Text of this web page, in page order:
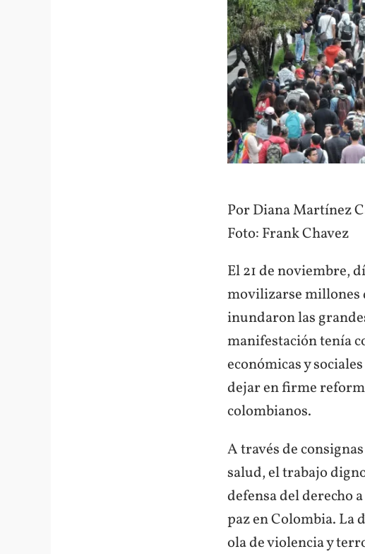
Por Diana Martínez
Foto: Frank Chavez
El 21 de noviembre,
movilizarse millones
inundaron las
manifestación tenía
económicas y
dejar en firme
colombianos.
A través de
salud, el trabajo
defensa del derecho
paz en Colombia. La
ola de violencia y